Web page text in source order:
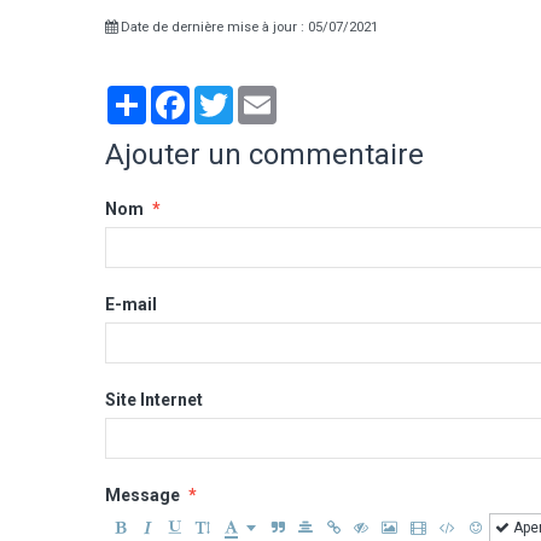
Date de dernière mise à jour : 05/07/2021
PartagerFacebook
Twitter
Ajouter un commentaire
Nom
E-mail
Site Internet
Message